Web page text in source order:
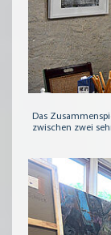
Das
zwischen zwei